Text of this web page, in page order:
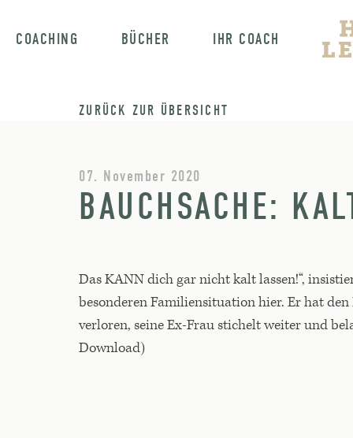
COACHING BÜCHER IHR COACH
ZURÜCK ZUR ÜBERSICHT
07. November 2020
BAUCHSACHE:
Das KANN dich gar nicht kalt lassen!“,
besonderen Familiensituation hier. Er hat
verloren, seine Ex-Frau stichelt weiter und
Download)